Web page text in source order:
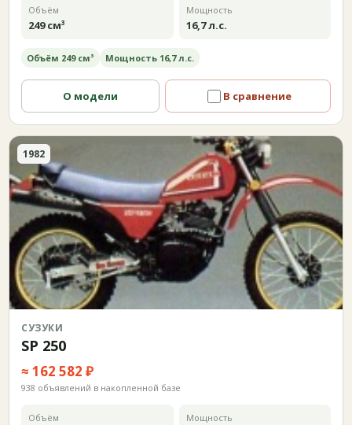
Объём
249 см³
Мощность
16,7 л.с.
Объём 249 см³ Мощность 16,7 л.с.
О модели В сравнение
1982
СУЗУКИ
SP 250
≈ 162 582 ₽
938 объявлений в накопленной базе
Объём Мощность